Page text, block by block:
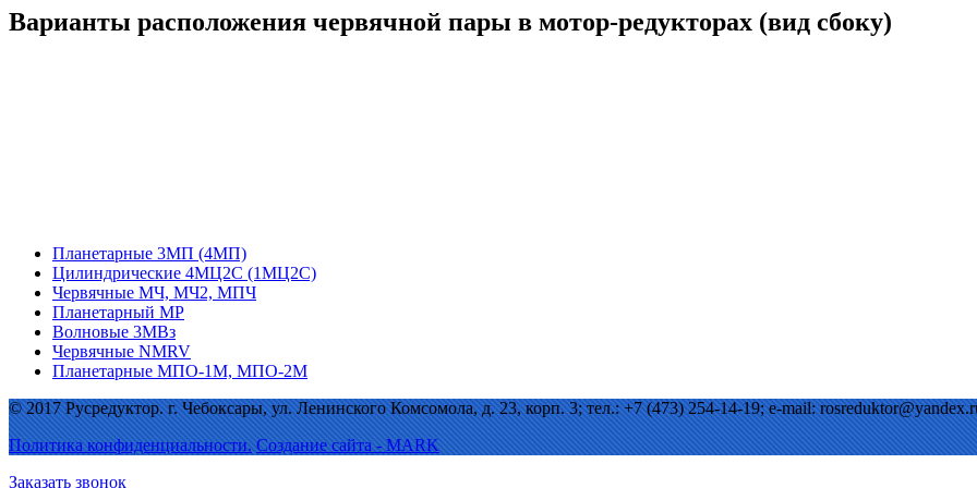
Варианты расположения червячной пары в мотор-редукторах (вид сбоку)
Планетарные 3МП (4МП)
Цилиндрические 4МЦ2С (1МЦ2С)
Червячные МЧ, МЧ2, МПЧ
Планетарный МР
Волновые 3МВз
Червячные NMRV
Планетарные МПО-1М, МПО-2М
© 2017 Русредуктор. г. Чебоксары, ул. Ленинского Комсомола, д. 23, корп. 3; тел.: +7 (473) 254-14-19; e-mail:
Политика конфиденциальности. Создание сайта - MARK
Заказать звонок